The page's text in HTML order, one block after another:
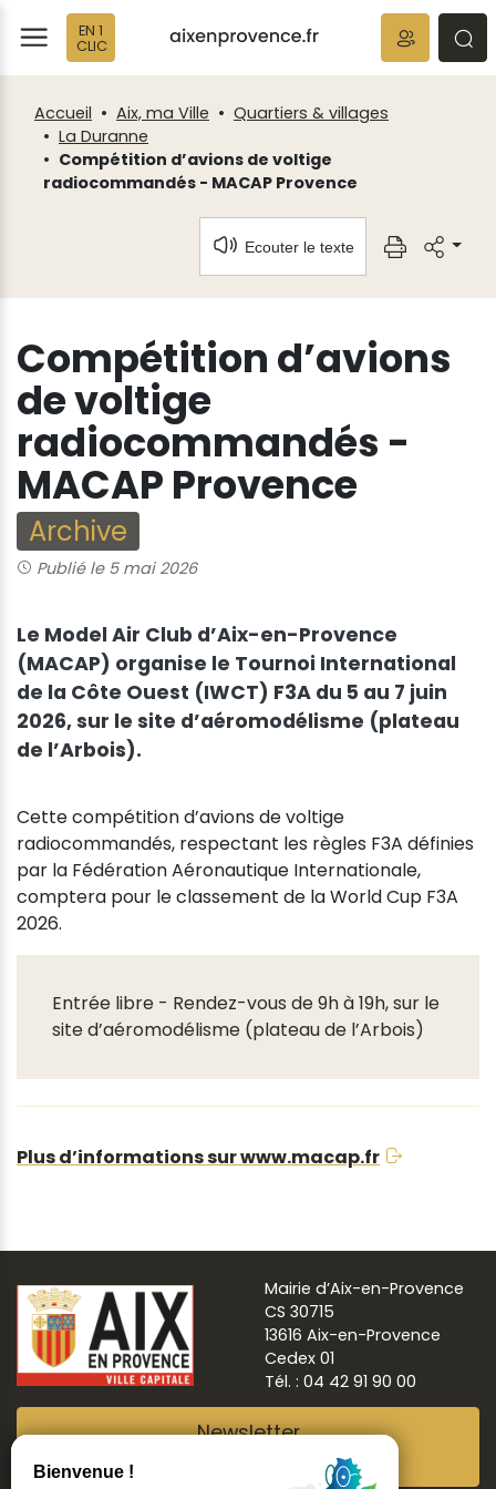
EN 1
CLIC
Accueil Aix, ma Ville
Quartiers & villages
La Duranne
Compétition d’avions de voltige
radiocommandés - MACAP Provence
Ecouter le texte
Compétition d’avions
de voltige
radiocommandés -
MACAP Provence
Archive
Publié le 5 mai 2026
Le Model Air Club d’Aix-en-Provence
(MACAP) organise le Tournoi International
de la Côte Ouest (IWCT) F3A du 5 au 7 juin
2026, sur le site d’aéromodélisme (plateau
de l’Arbois).
Cette compétition d’avions de voltige
radiocommandés, respectant les règles F3A définies
par la Fédération Aéronautique Internationale,
comptera pour le classement de la World Cup F3A
2026.
Entrée libre - Rendez-vous de 9h à 19h, sur le
site d’aéromodélisme (plateau de l’Arbois)
Plus d’informations sur www.macap.fr
Mairie d’Aix-en-Provence
CS 30715
13616 Aix-en-Provence
Cedex 01
Tél. : 04 42 91 90 00
Newsletter
Fenêtre
de
chat
Panneau de gestion des cookies